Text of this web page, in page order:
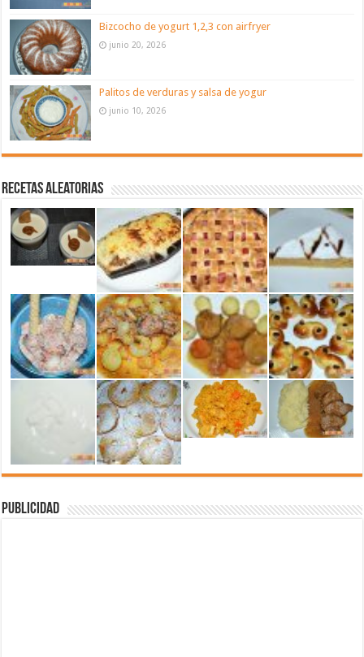
Bizcocho de yogurt 1,2,3 con airfryer
junio 20, 2026
Palitos de verduras y salsa de yogur
junio 10, 2026
Recetas aleatorias
Publicidad